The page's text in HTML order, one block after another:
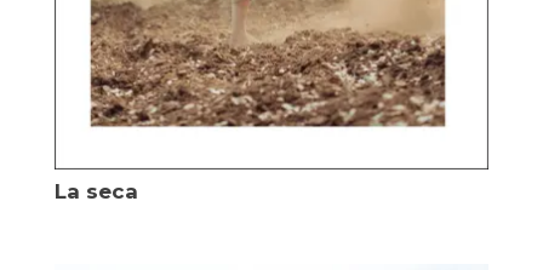
La seca